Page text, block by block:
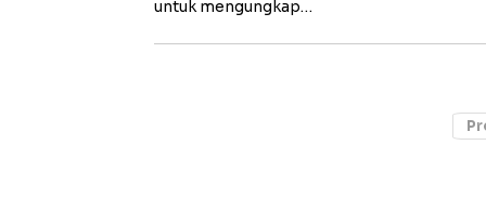
untuk mengungkap…